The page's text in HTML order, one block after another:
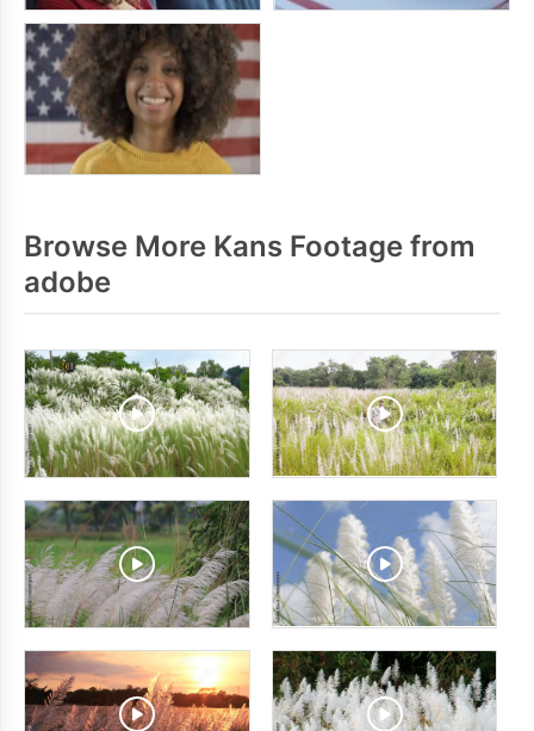
Browse More Kans Footage from
adobe